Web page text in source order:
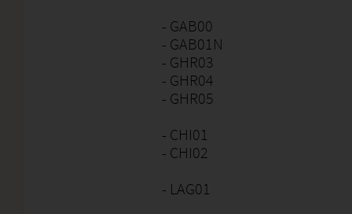
- GAB00
- GAB01N
- GHR03
- GHR04
- GHR05
- CHI01
- CHI02
- LAG01